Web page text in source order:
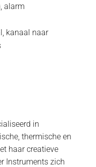
alarm
kanaal naar
in
thermische en
haar creatieve
Instruments zich